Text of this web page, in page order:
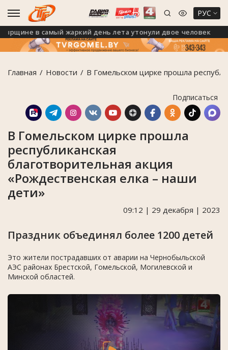
РУС
в самый жаркий день лета утонули двое человек
Главная Новости В Гомельском цирке прошла
Подписаться
В Гомельском цирке прошла
республиканская
благотворительная акция
«Рождественская елка – наши
дети»
09:12 | 29 декабря | 2023
Праздник объединял более 1200 детей
Это жители пострадавших от аварии на Чернобыльской
АЭС районах Брестской, Гомельской, Могилевской и
Минской областей.